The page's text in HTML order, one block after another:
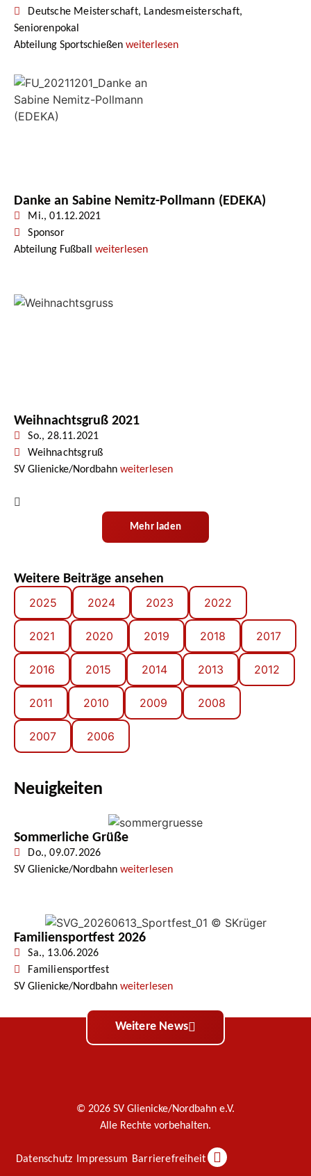
Deutsche Meisterschaft, Landesmeisterschaft,
Seniorenpokal
Abteilung Sportschießen weiterlesen
Danke an Sabine Nemitz-Pollmann (EDEKA)
Mi., 01.12.2021
Sponsor
Abteilung Fußball weiterlesen
Weihnachtsgruß 2021
So., 28.11.2021
Weihnachtsgruß
SV Glienicke/Nordbahn weiterlesen
Mehr laden
Weitere Beiträge ansehen
2025
2024 2023 2022
2021 2020 2019 2018 2017
2016 2015 2014 2013 2012
2011 2010 2009 2008
2007 2006
Neuigkeiten
Sommerliche Grüße
Do., 09.07.2026
SV Glienicke/Nordbahn weiterlesen
Familiensportfest 2026
Sa., 13.06.2026
Familiensportfest
SV Glienicke/Nordbahn weiterlesen
Weitere News
© 2026 SV Glienicke/Nordbahn e.V.
Alle Rechte vorbehalten.
Datenschutz Impressum Barrierefreiheit